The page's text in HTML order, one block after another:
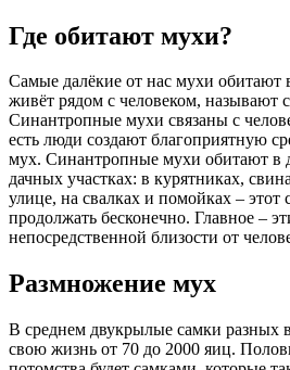
Где обитают мухи?
Самые далёкие от нас мухи обитают
живёт рядом с человеком, называют
Синантропные мухи связаны с
есть люди создают благоприятную
мух. Синантропные мухи обитают в
дачных участках: в курятниках,
улице, на свалках и помойках –
продолжать бесконечно. Главное –
непосредственной близости от
Размножение мух
В среднем двукрылые самки разных
свою жизнь от 70 до 2000 яиц.